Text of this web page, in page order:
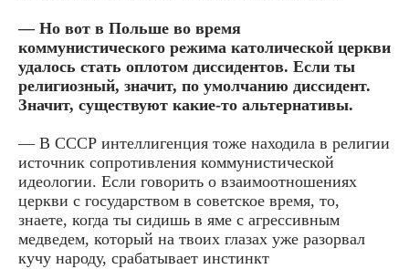
— Но вот в Польше во время
коммунистического режима католической церкви
удалось стать оплотом диссидентов. Если ты
религиозный, значит, по умолчанию диссидент.
Значит, существуют какие-то альтернативы.
— В СССР интеллигенция тоже находила в религии
источник сопротивления коммунистической
идеологии. Если говорить о взаимоотношениях
церкви с государством в советское время, то,
знаете, когда ты сидишь в яме с агрессивным
медведем, который на твоих глазах уже разорвал
кучу народу, срабатывает инстинкт